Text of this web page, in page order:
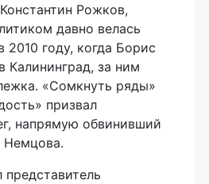
Рожков,
давно велась
2010 году, когда Борис
Калининград, за ним
«Сомкнуть ряды»
призвал
напрямую обвинивший
Немцова.